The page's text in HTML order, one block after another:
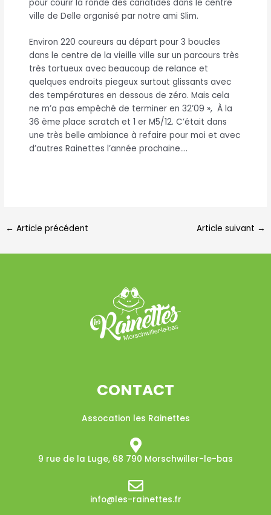
pour courir la ronde des cariatides dans le centre
ville de Delle organisé par notre ami Slim.
Environ 220 coureurs au départ pour 3 boucles
dans le centre de la vieille ville sur un parcours très
très tortueux avec beaucoup de relance et
quelques endroits piegeux surtout glissants avec
des températures en dessous de zéro. Mais cela
ne m’a pas empêché de terminer en 32’09 », À la
36 ème place scratch et 1 er M5/12. C’était dans
une très belle ambiance à refaire pour moi et avec
d’autres Rainettes l’année prochaine….
← Article précédent Article suivant →
CONTACT
Assocation les Rainettes
9 rue de la Luge, 68 790 Morschwiller-le-bas​
info@les-rainettes.fr